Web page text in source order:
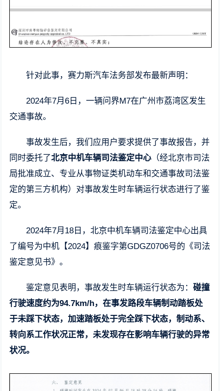
针对此事，赛力斯汽车法务部发布最新声明：
2024年7月6日，一辆问界M7在广州市荔湾区发生
交通事故。
事故发生后，我们应用户要求提供了事故报告，并
同时委托了北京中机车辆司法鉴定中心 （经北京市司法
局批准成立、专业从事物证类机动车和交通事故司法鉴
定的第三方机构）对事故发生时车辆运行状态进行了鉴
定。
2024年7月18日，北京中机车辆司法鉴定中心出具
了编号为中机【2024】痕鉴字第GDGZ0706号的《司法
鉴定意见书》。
鉴定意见表明，事故发生时车辆运行状态为：碰撞
行驶速度约为94.7km/h，在事发路段车辆制动踏板处
于未踩下状态，加速踏板处于完全踩下状态，制动系、
转向系工作状况正常，未发现存在影响车辆行驶的异常
状况。